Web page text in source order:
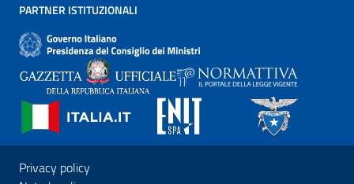
PARTNER ISTITUZIONALI
Privacy policy